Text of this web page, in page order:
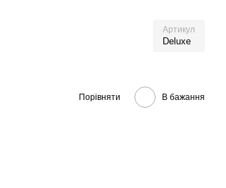
Артикул
Deluxe
Порівняти В бажання